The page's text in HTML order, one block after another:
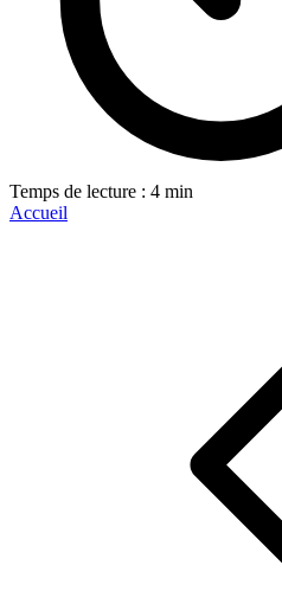
Temps de lecture : 4 min
Accueil